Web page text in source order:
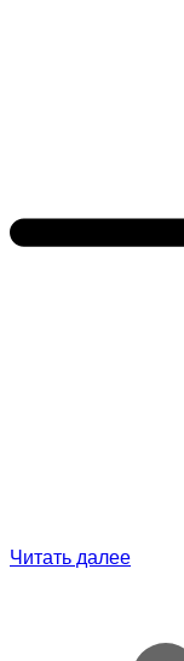
Читать далее